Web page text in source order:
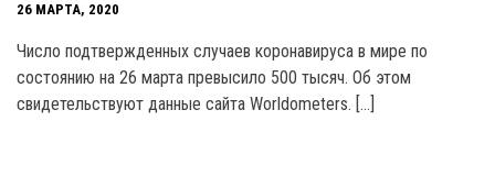
26 МАРТА, 2020
Число подтвержденных случаев коронавируса в мире по
состоянию на 26 марта превысило 500 тысяч. Об этом
свидетельствуют данные сайта Worldometers. […]